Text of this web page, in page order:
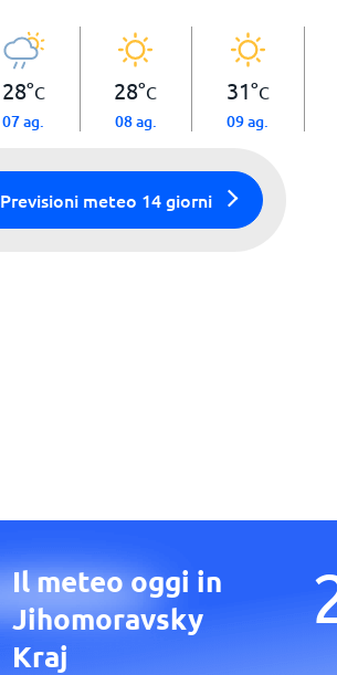
28°C
07 ag.
28°C
08 ag.
31°C
09 ag.
Previsioni meteo 14 giorni
Il meteo oggi in
Jihomoravsky
Kraj